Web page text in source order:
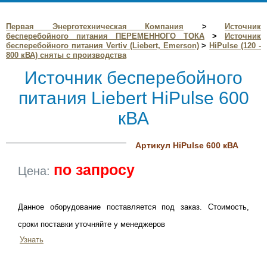
Первая Энерготехническая Компания >
Источник
бесперебойного питания ПЕРЕМЕННОГО ТОКА >
Источник
бесперебойного питания Vertiv (Liebert, Emerson)> HiPulse (120 -
800 кВА) сняты с производства
Источник бесперебойного
питания Liebert HiPulse 600
кВА
Артикул HiPulse 600 кВА
Цена: по запросу
Данное оборудование поставляется под заказ. Стоимость,
сроки поставки уточняйте у менеджеров
Узнать